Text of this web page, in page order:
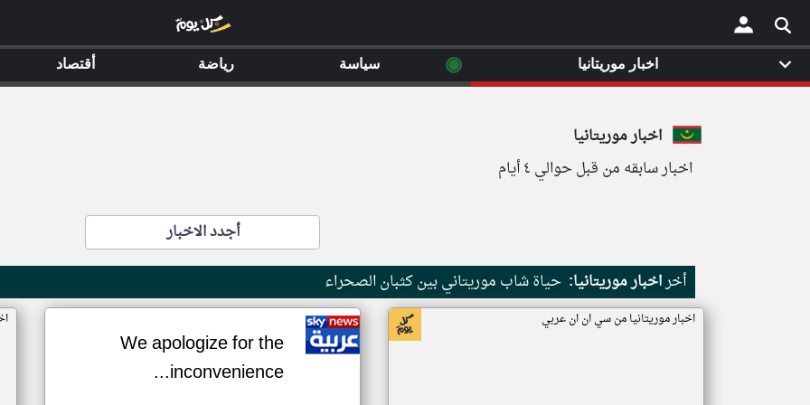
×
اخبار موريتانيا
اخبار سابقه من قبل حوالي ٤ أيام
أجدد الاخبار
أخراخبار موريتانيا: حياة شاب موريتاني بين كثبان الصحراء
اخبار موريتانيا من سي ان ان عربي
We apologize for the
inconvenience...
اخبار موريتانيا ◉ سياسة رياضة أقتصاد